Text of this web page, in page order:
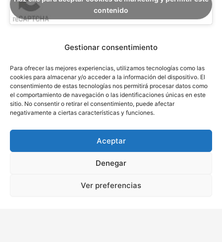
Gestionar consentimiento
Para ofrecer las mejores experiencias, utilizamos tecnologías como las
cookies para almacenar y/o acceder a la información del dispositivo. El
consentimiento de estas tecnologías nos permitirá procesar datos como
el comportamiento de navegación o las identificaciones únicas en este
sitio. No consentir o retirar el consentimiento, puede afectar
negativamente a ciertas características y funciones.
Aceptar
Denegar
Ver preferencias
contenido
Ver Política de Privacidad
Luis Pérez & Asociados. Abogados - Todos los derechos reservados
Política de Cookies | Aviso Legal